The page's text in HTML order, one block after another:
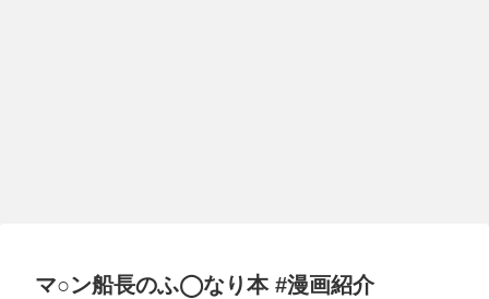
マ○ン船長のふ◯なり本 #漫画紹介